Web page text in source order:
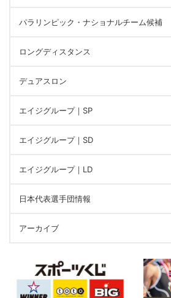
パラリンピック・ナショナルチーム候補
ロングディスタンス
デュアスロン
エイジグループ｜SP
エイジグループ｜SD
エイジグループ｜LD
日本代表選手団情報
アーカイブ